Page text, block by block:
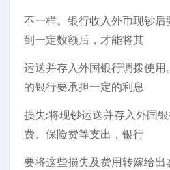
不一样。银行收入外币现钞
到一定数额后，才能将其
运送并存入外国银行调拨使
的银行要承担一定的利息
损失;将现钞运送并存入外国
费、保险费等支出，银行
要将这些损失及费用转嫁给出